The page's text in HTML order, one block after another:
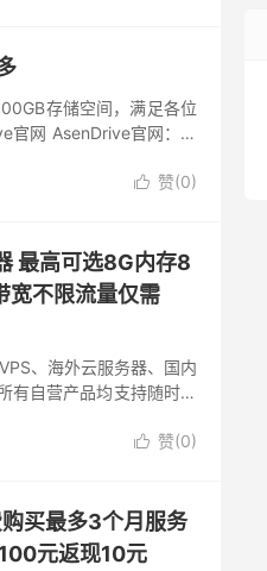
存储空间，满足各位
官网 AsenDrive官网：点
 赞(0)
最高可选8G内存8
不限流量仅需
、海外云服务器、国内
有自营产品均支持随时按
 赞(0)
买最多3个月服务
元返现10元